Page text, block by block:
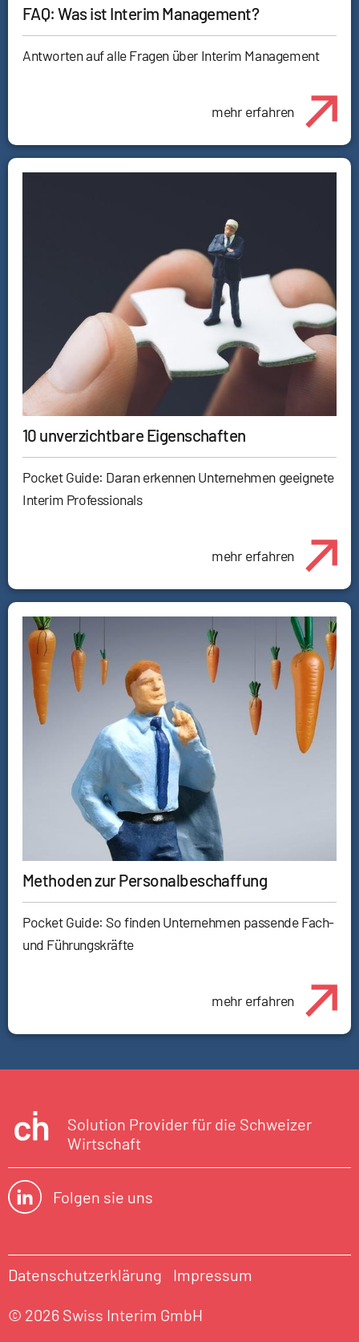
FAQ: Was ist Interim Management?
Antworten auf alle Fragen über Interim Management
mehr erfahren
10 unverzichtbare Eigenschaften
Pocket Guide: Daran erkennen Unternehmen geeignete
Interim Professionals
mehr erfahren
Methoden zur Personalbeschaffung
Pocket Guide: So finden Unternehmen passende Fach-
und Führungskräfte
mehr erfahren
Solution Provider für die Schweizer
Wirtschaft
Folgen sie uns
Datenschutzerklärung Impressum
© 2026 Swiss Interim GmbH